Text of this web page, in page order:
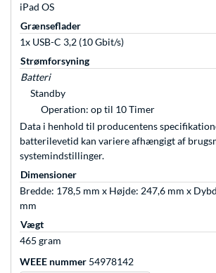
iPad OS
Grænseflader
1x USB-C 3,2 (10 Gbit/s)
Strømforsyning
Batteri
Standby
Operation: op til 10 Timer
Data i henhold til producentens
batterilevetid kan variere afhængigt af
systemindstillinger.
Dimensioner
Bredde: 178,5 mm x Højde: 247,6 mm x
mm
Vægt
465 gram
WEEE nummer 54978142